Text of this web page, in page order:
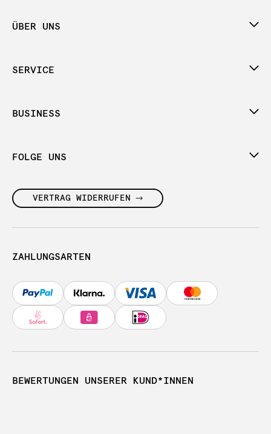
ÜBER UNS
SERVICE
BUSINESS
FOLGE UNS
VERTRAG WIDERRUFEN
ZAHLUNGSARTEN
BEWERTUNGEN UNSERER KUND*INNEN